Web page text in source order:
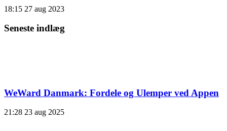
18:15 27 aug 2023
Seneste indlæg
WeWard Danmark: Fordele og Ulemper ved Appen
21:28 23 aug 2025